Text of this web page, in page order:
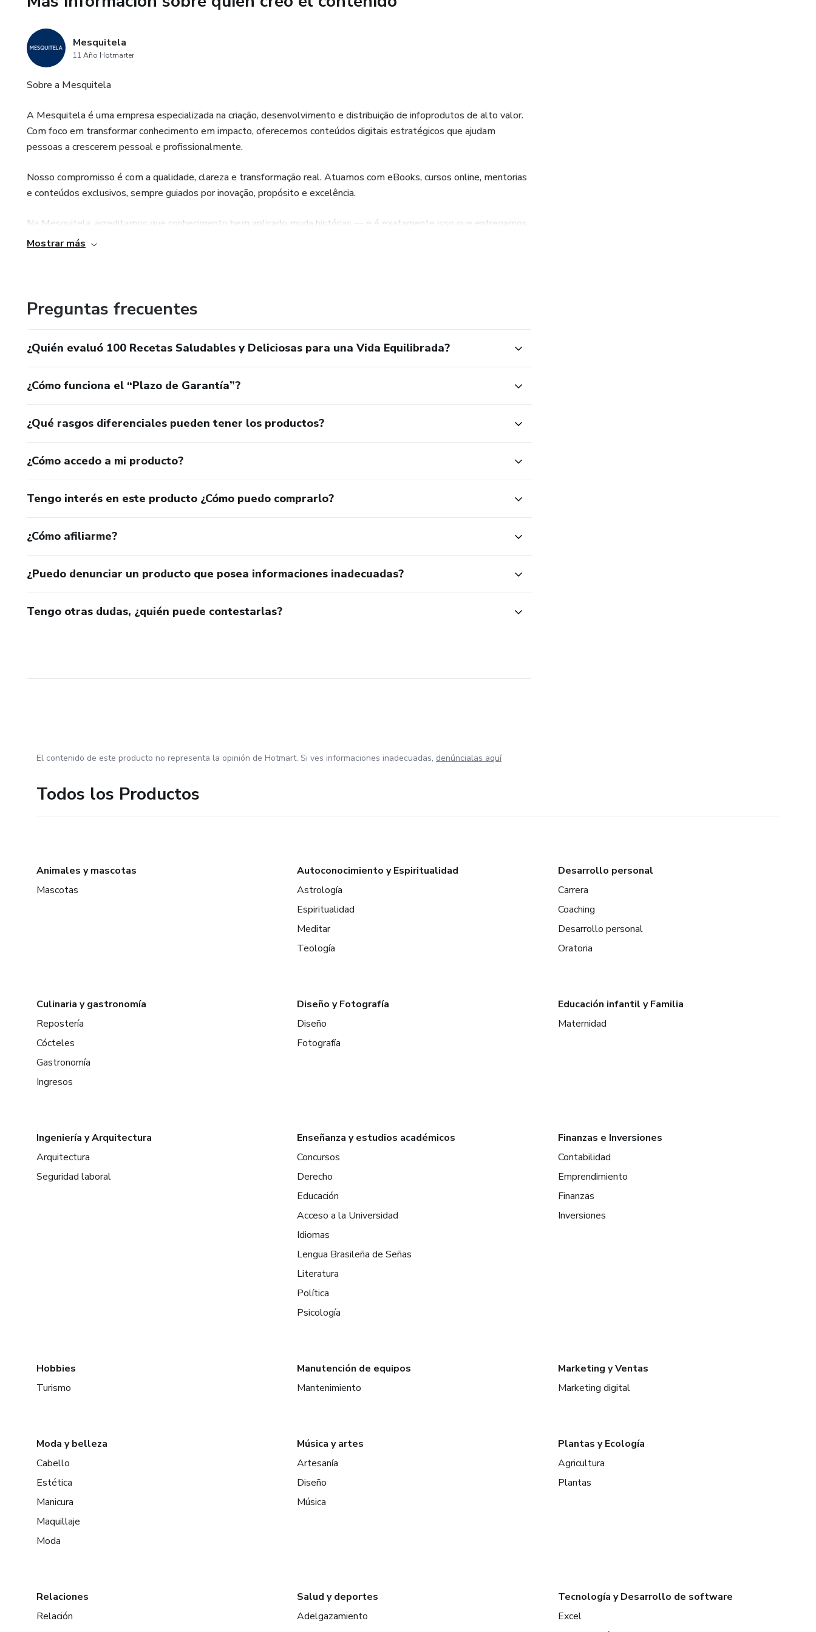
Mesquitela
11 Año Hotmarter
Sobre a Mesquitela
A Mesquitela é uma empresa especializada na criação, desenvolvimento e distribuição de infoprodutos de alto valor.
Com foco em transformar conhecimento em impacto, oferecemos conteúdos digitais estratégicos que ajudam
pessoas a crescerem pessoal e profissionalmente.
Nosso compromisso é com a qualidade, clareza e transformação real. Atuamos com eBooks, cursos online, mentorias
e conteúdos exclusivos, sempre guiados por inovação, propósito e excelência.
Na Mesquitela, acreditamos que conhecimento bem aplicado muda histórias — e é exatamente isso que entregamos.
Mostrar más
Preguntas frecuentes
¿Quién evaluó 100 Recetas Saludables y Deliciosas para una Vida Equilibrada?
¿Cómo funciona el “Plazo de Garantía”?
¿Qué rasgos diferenciales pueden tener los productos?
¿Cómo accedo a mi producto?
Tengo interés en este producto ¿Cómo puedo comprarlo?
¿Cómo afiliarme?
¿Puedo denunciar un producto que posea informaciones inadecuadas?
Tengo otras dudas, ¿quién puede contestarlas?
El contenido de este producto no representa la opinión de Hotmart. Si ves informaciones inadecuadas, denúncialas aquí
Todos los Productos
Animales y mascotas
Mascotas
Autoconocimiento y Espiritualidad
Astrología
Espiritualidad
Meditar
Teología
Desarrollo personal
Carrera
Coaching
Desarrollo personal
Oratoria
Culinaria y gastronomía
Repostería
Cócteles
Gastronomía
Ingresos
Diseño y Fotografía
Diseño
Fotografía
Educación infantil y Familia
Maternidad
Ingeniería y Arquitectura
Arquitectura
Seguridad laboral
Enseñanza y estudios académicos
Concursos
Derecho
Educación
Acceso a la Universidad
Idiomas
Lengua Brasileña de Señas
Literatura
Política
Psicología
Finanzas e Inversiones
Contabilidad
Emprendimiento
Finanzas
Inversiones
Hobbies
Turismo
Manutención de equipos
Mantenimiento
Marketing y Ventas
Marketing digital
Moda y belleza
Cabello
Estética
Manicura
Maquillaje
Moda
Música y artes
Artesanía
Diseño
Música
Plantas y Ecología
Agricultura
Plantas
Relaciones
Relación
Salud y deportes
Adelgazamiento
Tecnología y Desarrollo de software
Excel